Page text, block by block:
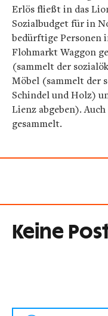
Erlös fließt in das
Sozialbudget für in
bedürftige Personen
Flohmarkt Waggon
(sammelt der
Möbel (sammelt der
Schindel und Holz)
Lienz abgeben).
gesammelt.
Keine